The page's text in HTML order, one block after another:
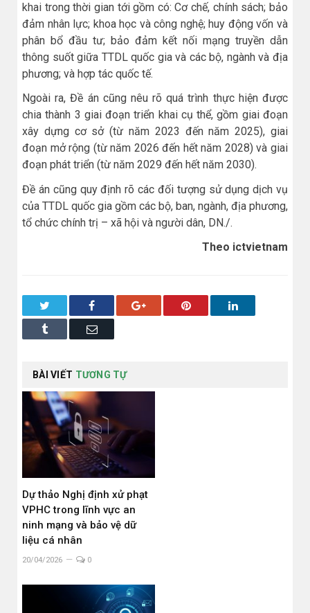
khai trong thời gian tới gồm có: Cơ chế, chính sách; bảo
đảm nhân lực; khoa học và công nghệ; huy động vốn và
phân bổ đầu tư; bảo đảm kết nối mạng truyền dẫn
thông suốt giữa TTDL quốc gia và các bộ, ngành và địa
phương; và hợp tác quốc tế.
Ngoài ra, Đề án cũng nêu rõ quá trình thực hiện được
chia thành 3 giai đoạn triển khai cụ thể, gồm giai đoạn
xây dựng cơ sở (từ năm 2023 đến năm 2025), giai
đoạn mở rộng (từ năm 2026 đến hết năm 2028) và giai
đoạn phát triển (từ năm 2029 đến hết năm 2030).
Đề án cũng quy định rõ các đối tượng sử dụng dịch vụ
của TTDL quốc gia gồm các bộ, ban, ngành, địa phương,
tổ chức chính trị – xã hội và người dân, DN./.
Theo ictvietnam
Facebook Google+ Pinterest LinkedIn
Tumblr Email
BÀI VIẾT TƯƠNG TỰ
Dự thảo Nghị định xử phạt
VPHC trong lĩnh vực an
ninh mạng và bảo vệ dữ
liệu cá nhân
20/04/2026 0